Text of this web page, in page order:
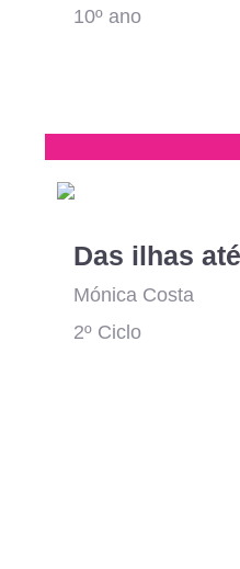
10º ano
Mónica Costa
2º Ciclo